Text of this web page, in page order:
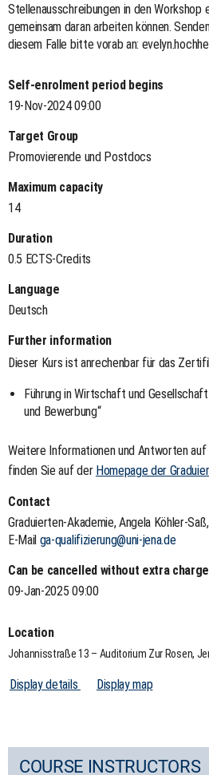
Stellenausschreibungen in den Workshop
gemeinsam daran arbeiten können.
diesem Falle bitte vorab an:
Self-enrolment period begins
19-Nov-2024 09:00
Target Group
Promovierende und Postdocs
Maximum capacity
14
Duration
0.5 ECTS-Credits
Language
Deutsch
Further information
Dieser Kurs ist anrechenbar für das
Führung in Wirtschaft und
und Bewerbung“
Weitere Informationen und Antworten
finden Sie auf der Homepage der
Contact
Graduierten-Akademie, Angela Köhler-
E-Mail ga-qualifizierung@uni-jena.de
Can be cancelled without extra
09-Jan-2025 09:00
Location
Johannisstraße 13 – Auditorium Zur Rosen,
Display details Display map
COURSE INSTRUCTORS